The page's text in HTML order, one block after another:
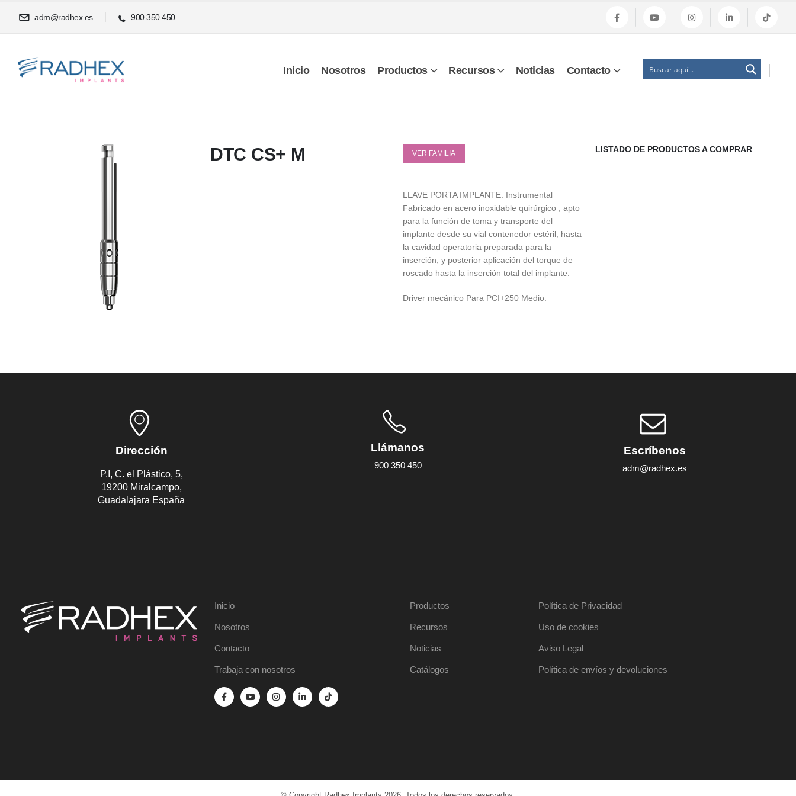
adm@radhex.es 900 350 450
Inicio Nosotros Productos Recursos Noticias Contacto
DTC CS+ M VER FAMILIA
LLAVE PORTA IMPLANTE: Instrumental
Fabricado en acero inoxidable quirúrgico , apto
para la función de toma y transporte del
implante desde su vial contenedor estéril, hasta
la cavidad operatoria preparada para la
inserción, y posterior aplicación del torque de
roscado hasta la inserción total del implante.
Driver mecánico Para PCI+250 Medio.
LISTADO DE PRODUCTOS A COMPRAR
Dirección
P.I, C. el Plástico, 5,
19200 Miralcampo,
Guadalajara España
Llámanos
900 350 450
Escríbenos
adm@radhex.es
Inicio
Nosotros
Contacto
Trabaja con nosotros
Productos
Recursos
Noticias
Catálogos
Política de Privacidad
Uso de cookies
Aviso Legal
Política de envíos y devoluciones